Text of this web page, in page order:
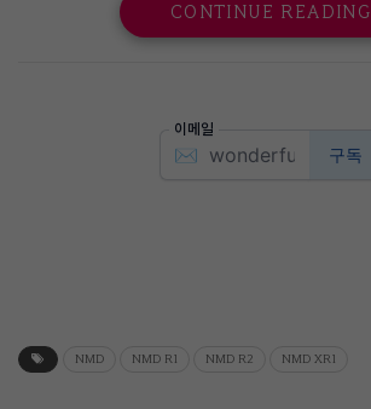
CONTINUE READING
NMD NMD R1 NMD R2 NMD XR1